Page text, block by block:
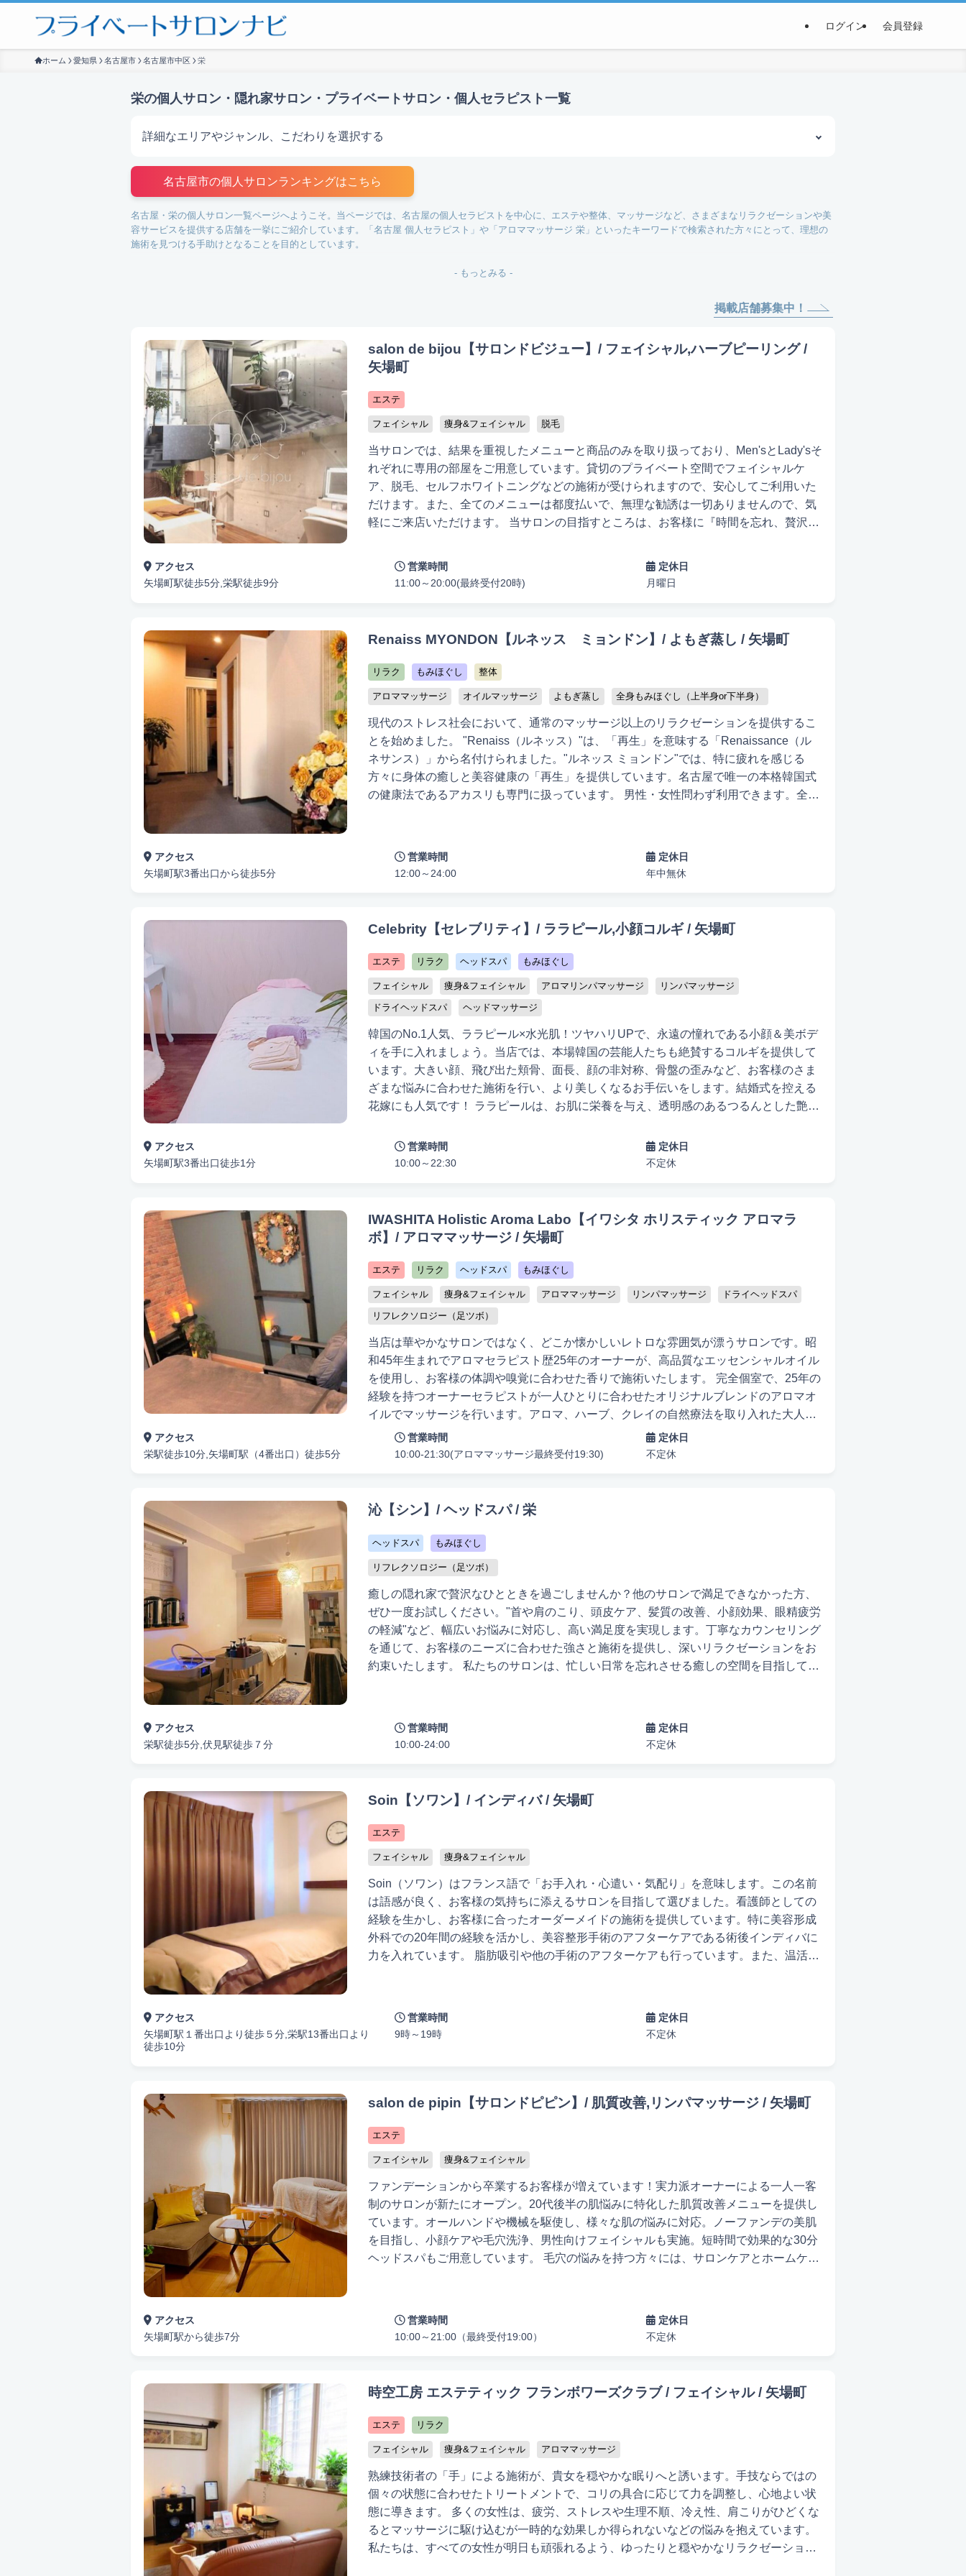
ログイン 会員登録
ホーム 愛知県 名古屋市 名古屋市中区 栄
栄の個人サロン・隠れ家サロン・プライベートサロン・個人セラピスト一覧
詳細なエリアやジャンル、こだわりを選択する
サロンを探す
悩み検索
こだわり検索
当日受付OK 都度払いOK 駅から徒歩10分以内 お子様同伴可 男性可 駐車場あり アメニティまたはコスメ充実 出張可能
資格保持者 キッズスペースあり 認定講師
名古屋市の個人サロンランキングはこちら
名古屋・栄の個人サロン一覧ページへようこそ。当ページでは、名古屋の個人セラピストを中心に、エステや整体、マッサージなど、さまざまなリラクゼーションや美
容サービスを提供する店舗を一挙にご紹介しています。「名古屋 個人セラピスト」や「アロママッサージ 栄」といったキーワードで検索された方々にとって、理想の
施術を見つける手助けとなることを目的としています。
栄エリアには、アロマリンパマッサージや筋膜リリース、マタニティケアなど、多彩なメニューを取り揃えたサロンが多数存在します。特に、リメディアルセラピーを
て、美容と健康を両立させることができるサロンもご覧いただけます。特に、オイルマッサージやもみほぐしによって、リラックスした時間を過ごしたい方にもぴった
りです。
個人サロンだからこそ実現できる、きめ細やかなサービスと安心感が魅力です。忙しい毎日の中で、心と身体を癒す時間をぜひお楽しみください。名古屋で、あなたに
最適な個人セラピストとの出会いをお手伝いいたします。どの店舗も、丁寧なカウンセリングを行い、あなたの健康と美容をサポートするための最適なプランを提案し
ます。お好みの施術を見つけて、心地よいひとときをお過ごしください。
- もっとみる -
掲載店舗募集中！
salon de bijou【サロンドビジュー】/ フェイシャル,ハーブピーリング /
矢場町
エステ
フェイシャル 痩身&フェイシャル 脱毛
当サロンでは、結果を重視したメニューと商品のみを取り扱っており、Men'sとLady'sそ
れぞれに専用の部屋をご用意しています。貸切のプライベート空間でフェイシャルケ
ア、脱毛、セルフホワイトニングなどの施術が受けられますので、安心してご利用いた
だけます。また、全てのメニューは都度払いで、無理な勧誘は一切ありませんので、気
軽にご来店いただけます。 当サロンの目指すところは、お客様に『時間を忘れ、贅沢で
が心からリラックスできる空間を演出しています。 現代は男女問わず美を追求する時代
です。そのため、当サロンでは専用の空間を設け、フラワーハーブピーリングやオール
イトニングで圧倒的な白さを実現しています。 これからも多くのお客様と出会い、その
美をサポートさせていただけることを喜びとし、スタッフ一同、皆様のご予約とご来店
を心よりお待ちしております。
アクセス
矢場町駅徒歩5分,栄駅徒歩9分
営業時間
11:00～20:00(最終受付20時)
定休日
月曜日
Renaiss MYONDON【ルネッス ミョンドン】/ よもぎ蒸し / 矢場町
リラク もみほぐし 整体
アロママッサージ オイルマッサージ よもぎ蒸し 全身もみほぐし（上半身or下半身）
現代のストレス社会において、通常のマッサージ以上のリラクゼーションを提供するこ
とを始めました。 "Renaiss（ルネッス）"は、「再生」を意味する「Renaissance（ル
ネサンス）」から名付けられました。"ルネッス ミョンドン"では、特に疲れを感じる
方々に身体の癒しと美容健康の「再生」を提供しています。名古屋で唯一の本格韓国式
の健康法であるアカスリも専門に扱っています。 男性・女性問わず利用できます。全身
り、皆様にリラックスとリフレッシュを提供します。 社会環境や時代の変化に応えて、
老若男女が身体や顔のケアに積極的になっています。そのニーズに応えるために、当店
を体験してください。そして、最高のリラクゼーションを味わってください。「ルネッ
アクセス
矢場町駅3番出口から徒歩5分
営業時間
12:00～24:00
定休日
年中無休
Celebrity【セレブリティ】/ ララピール,小顔コルギ / 矢場町
エステ リラク ヘッドスパ もみほぐし
フェイシャル 痩身&フェイシャル アロマリンパマッサージ
リンパマッサージ
ドライヘッドスパ
ヘッドマッサージ
韓国のNo.1人気、ララピール×水光肌！ツヤハリUPで、永遠の憧れである小顔＆美ボデ
ィを手に入れましょう。当店では、本場韓国の芸能人たちも絶賛するコルギを提供して
います。大きい顔、飛び出た頬骨、面長、顔の非対称、骨盤の歪みなど、お客様のさま
ざまな悩みに合わせた施術を行い、より美しくなるお手伝いをします。結婚式を控える
花嫁にも人気です！ ララピールは、お肌に栄養を与え、透明感のあるつるんとした艶肌
た、20年の歴史を持つコルグンセラピーでは、骨と筋肉を刺激し、大きい顔や頬骨、面
長、顔の非対称などのお悩みに対応します。ヘッドマッサージも付いています。さら
では、20年の経験を持つオーナーが、お客様一人ひとりに丁寧に施術します。痛みだけ
でなく、効果を求める方や韓国美人に憧れる方にも最適です。科学的に証明された小顔
アクセス
矢場町駅3番出口徒歩1分
営業時間
10:00～22:30
定休日
不定休
IWASHITA Holistic Aroma Labo【イワシタ ホリスティック アロマラ
ボ】/ アロママッサージ / 矢場町
エステ リラク ヘッドスパ もみほぐし
フェイシャル 痩身&フェイシャル アロママッサージ リンパマッサージ
ドライヘッドスパ
リフレクソロジー（足ツボ）
当店は華やかなサロンではなく、どこか懐かしいレトロな雰囲気が漂うサロンです。昭
和45年生まれでアロマセラピスト歴25年のオーナーが、高品質なエッセンシャルオイル
を使用し、お客様の体調や嗅覚に合わせた香りで施術いたします。 完全個室で、25年の
経験を持つオーナーセラピストが一人ひとりに合わせたオリジナルブレンドのアロマオ
イルでマッサージを行います。アロマ、ハーブ、クレイの自然療法を取り入れた大人女
子のためのプライベートサロンです。しっかり癒されたい方には、人気No.1のアロマオ
イルマッサージ全身コース（100分、¥10400）が特におすすめです。 当サロンは一ゲス
して解消します。知識と経験豊富なセラピストが、マタニティアロマなどのボディケア
アクセス
栄駅徒歩10分,矢場町駅（4番出口）徒歩5分
営業時間
10:00-21:30(アロママッサージ最終受付19:30)
定休日
不定休
沁【シン】/ ヘッドスパ / 栄
ヘッドスパ もみほぐし
リフレクソロジー（足ツボ）
癒しの隠れ家で贅沢なひとときを過ごしませんか？他のサロンで満足できなかった方、
ぜひ一度お試しください。"首や肩のこり、頭皮ケア、髪質の改善、小顔効果、眼精疲労
の軽減"など、幅広いお悩みに対応し、高い満足度を実現します。丁寧なカウンセリング
を通じて、お客様のニーズに合わせた強さと施術を提供し、深いリラクゼーションをお
約束いたします。 私たちのサロンは、忙しい日常を忘れさせる癒しの空間を目指してい
製のお茶とお菓子をご提供いたします。 ご利用いただいたお客様からは、「マッサージ
とヘッドスパが非常に快適で、特に漢方薬のサウナは体がぽかぽかになりました。お茶
アクセス
栄駅徒歩5分,伏見駅徒歩７分
営業時間
10:00-24:00
定休日
不定休
Soin【ソワン】/ インディバ / 矢場町
エステ
フェイシャル 痩身&フェイシャル
Soin（ソワン）はフランス語で「お手入れ・心遣い・気配り」を意味します。この名前
は語感が良く、お客様の気持ちに添えるサロンを目指して選びました。看護師としての
経験を生かし、お客様に合ったオーダーメイドの施術を提供しています。特に美容形成
外科での20年間の経験を活かし、美容整形手術のアフターケアである術後インディバに
力を入れています。 脂肪吸引や他の手術のアフターケアも行っています。また、温活や
ケアの経験から、エンビロン正規代理店として活動しています。 インディバやハイドラ
フェイシャルなどを組み合わせたフェイシャルトリートメントを提供しています。スキ
アクセス
矢場町駅１番出口より徒歩５分,栄駅13番出口より
徒歩10分
営業時間
9時～19時
定休日
不定休
salon de pipin【サロンドピピン】/ 肌質改善,リンパマッサージ / 矢場町
エステ
フェイシャル 痩身&フェイシャル
ファンデーションから卒業するお客様が増えています！実力派オーナーによる一人一客
制のサロンが新たにオープン。20代後半の肌悩みに特化した肌質改善メニューを提供し
ています。オールハンドや機械を駆使し、様々な肌の悩みに対応。ノーファンデの美肌
を目指し、小顔ケアや毛穴洗浄、男性向けフェイシャルも実施。短時間で効果的な30分
ヘッドスパもご用意しています。 毛穴の悩みを持つ方々には、サロンケアとホームケア
が、理想のお肌を手に入れることができます。一緒に今より美しい肌を目指しましょ
アクセス
矢場町駅から徒歩7分
営業時間
10:00～21:00（最終受付19:00）
定休日
不定休
時空工房 エステティック フランボワーズクラブ / フェイシャル / 矢場町
エステ リラク
フェイシャル 痩身&フェイシャル アロママッサージ
熟練技術者の「手」による施術が、貴女を穏やかな眠りへと誘います。手技ならではの
個々の状態に合わせたトリートメントで、コリの具合に応じて力を調整し、心地よい状
態に導きます。 多くの女性は、疲労、ストレスや生理不順、冷え性、肩こりがひどくな
るとマッサージに駆け込むが一時的な効果しか得られないなどの悩みを抱えています。
私たちは、すべての女性が明日も頑張れるよう、ゆったりと穏やかなリラクゼーション